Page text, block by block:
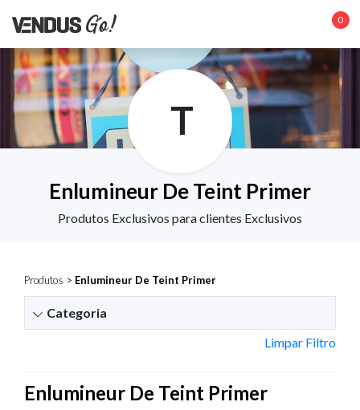
0
T
Enlumineur De Teint Primer
Produtos Exclusivos para clientes Exclusivos
Produtos > Enlumineur De Teint Primer
Categoria
Limpar Filtro
Enlumineur De Teint Primer